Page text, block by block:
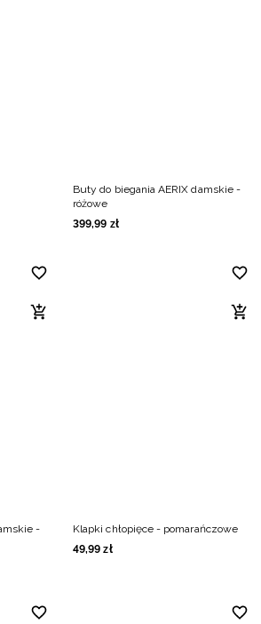
Buty do biegania AERIX damskie -
różowe
399,99 zł
-
Klapki chłopięce - pomarańczowe
49,99 zł